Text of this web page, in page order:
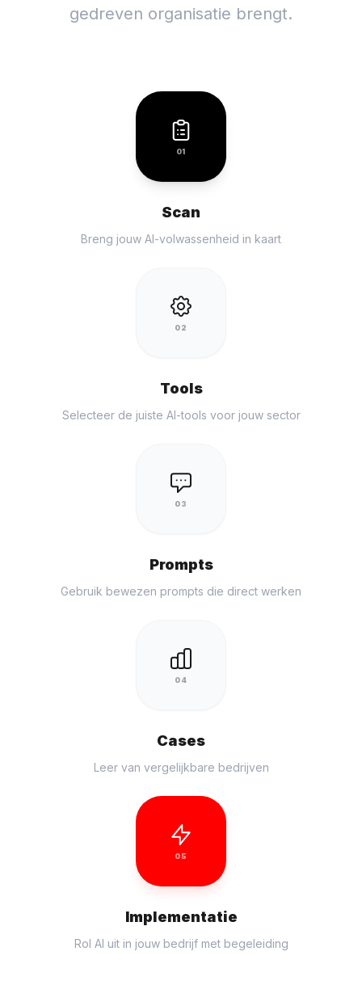
gedreven organisatie brengt.
01
Scan
Breng jouw AI-volwassenheid in kaart
02
Tools
Selecteer de juiste AI-tools voor jouw sector
03
Prompts
Gebruik bewezen prompts die direct werken
04
Cases
Leer van vergelijkbare bedrijven
05
Implementatie
Rol AI uit in jouw bedrijf met begeleiding